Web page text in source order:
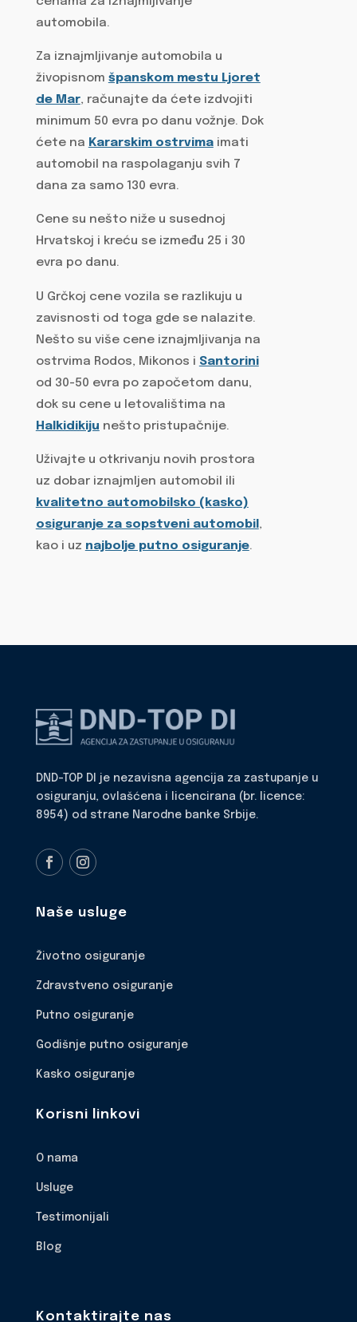
automobila.
Za iznajmljivanje automobila u
živopisnom španskom mestu Ljoret
de Mar, računajte da ćete izdvojiti
minimum 50 evra po danu vožnje. Dok
ćete na Kararskim ostrvimaimati
automobil na raspolaganju svih 7
dana za samo 130 evra.
Cene su nešto niže u susednoj
Hrvatskoj i kreću se između 25 i 30
evra po danu.
U Grčkoj cene vozila se razlikuju u
zavisnosti od toga gde se nalazite.
Nešto su više cene iznajmljivanja na
ostrvima Rodos, Mikonos i Santorini
od 30-50 evra po započetom danu,
dok su cene u letovalištima na
Halkidikiju nešto pristupačnije.
Uživajte u otkrivanju novih prostora
uz dobar iznajmljen automobil ili
kvalitetno automobilsko (kasko)
osiguranje za sopstveni automobil,
kao i uz najbolje putno osiguranje.
DND-TOP DI je nezavisna agencija za zastupanje u
osiguranju, ovlašćena i licencirana (br. licence:
8954) od strane Narodne banke Srbije.
Naše usluge
Životno osiguranje
Zdravstveno osiguranje
Putno osiguranje
Godišnje putno osiguranje
Kasko osiguranje
Korisni linkovi
O nama
Usluge
Testimonijali
Blog
Kontaktirajte nas